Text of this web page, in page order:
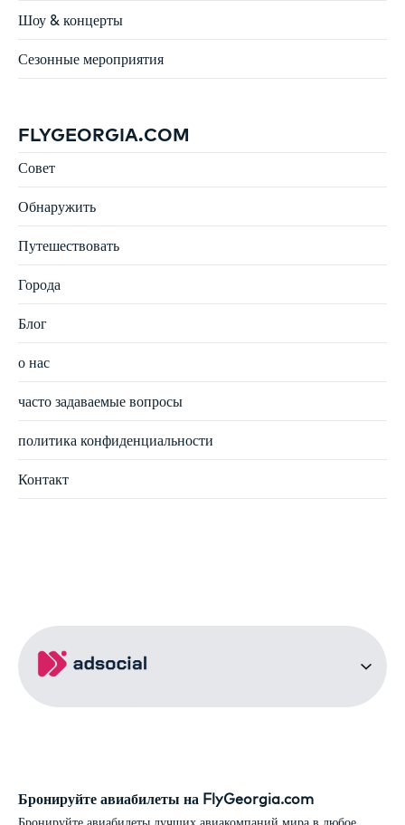
Шоу & концерты
Сезонные мероприятия
FLYGEORGIA.COM
Совет
Обнаружить
Путешествовать
Города
Блог
о нас
часто задаваемые вопросы
политика конфиденциальности
Контакт
Бронируйте авиабилеты на FlyGeorgia.com